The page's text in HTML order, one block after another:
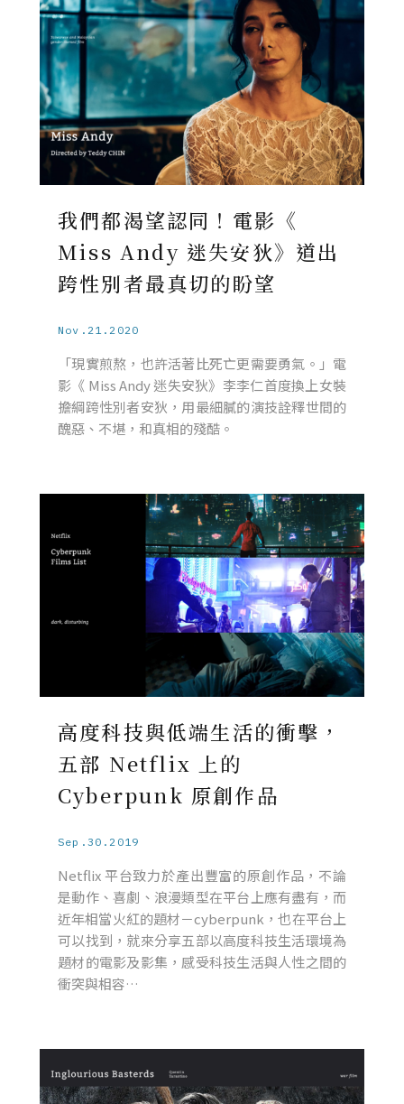
我們都渴望認同！電影《
Miss Andy 迷失安狄》道出
跨性別者最真切的盼望
Nov.21.2020
「現實煎熬，也許活著比死亡更需要勇氣。」電
影《 Miss Andy 迷失安狄》李李仁首度換上女裝
擔綱跨性別者安狄，用最細膩的演技詮釋世間的
醜惡、不堪，和真相的殘酷。
高度科技與低端生活的衝擊，
五部 Netflix 上的
Cyberpunk 原創作品
Sep.30.2019
Netflix 平台致力於產出豐富的原創作品，不論
是動作、喜劇、浪漫類型在平台上應有盡有，而
近年相當火紅的題材－cyberpunk，也在平台上
可以找到，就來分享五部以高度科技生活環境為
題材的電影及影集，感受科技生活與人性之間的
衝突與相容…